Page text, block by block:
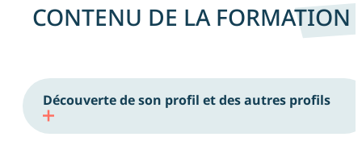
CONTENU DE LA FORMATION :
Découverte de son profil et des autres profils